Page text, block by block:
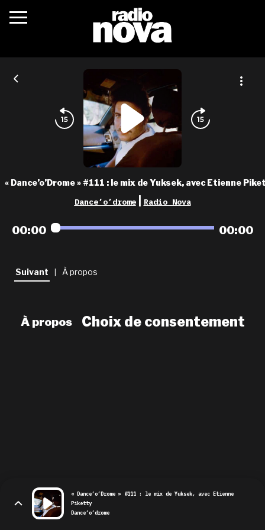
c’était quoi ?
actualités
podcasts
fréquences
nova aime
les grilles
playlists
newsletter
« Dance’o’Drome » #111 : le mix de Yuksek, avec Etienne
Dance’o’drome Radio Nova
00:00 00:00
Suivant À propos
À propos Choix de consentement
« Dance’o’Drome » #111 : le mix de Yuksek, avec Etienne
Piketty
Dance’o’drome